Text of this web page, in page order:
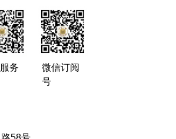
务
微信订阅
号